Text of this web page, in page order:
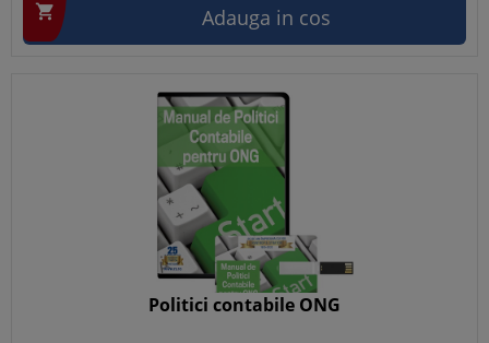
 Adauga in cos
Politici contabile ONG